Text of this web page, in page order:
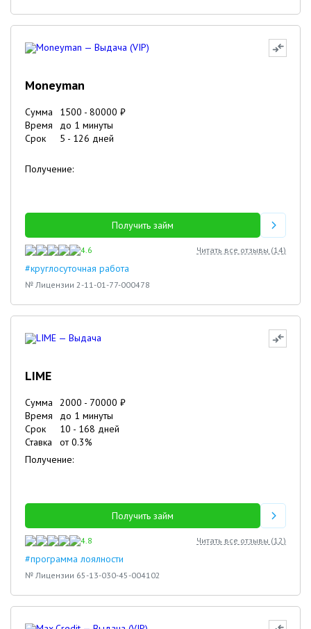
Moneyman
Сумма 1500 - 80000 ₽
Время
до 1 минуты
Срок
5 - 126 дней
Получение:
Получить займ
4.6 Читать все отзывы (14)
#круглосуточная работа
№ Лицензии 2-11-01-77-000478
LIME
Сумма 2000 - 70000 ₽
Время
до 1 минуты
Срок
10 - 168 дней
Ставка
от0.3%
Получение:
Получить займ
4.8 Читать все отзывы (12)
#программа лоялности
№ Лицензии 65-13-030-45-004102